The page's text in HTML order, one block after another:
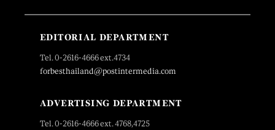
EDITORIAL DEPARTMENT
Tel. 0-2616-4666 ext.4734
forbesthailand@postintermedia.com
ADVERTISING DEPARTMENT
Tel. 0-2616-4666 ext. 4768,4725